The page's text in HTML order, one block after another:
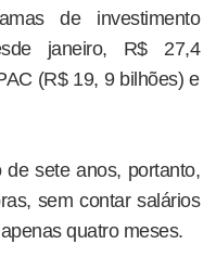
de investimento
janeiro, R$ 27,4
(R$ 19, 9 bilhões) e
sete anos, portanto,
sem contar salários
quatro meses.